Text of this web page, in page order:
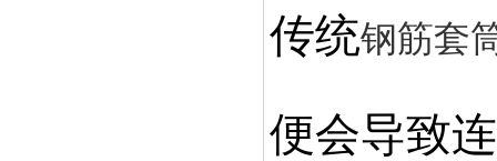
传统钢筋套
便会导致